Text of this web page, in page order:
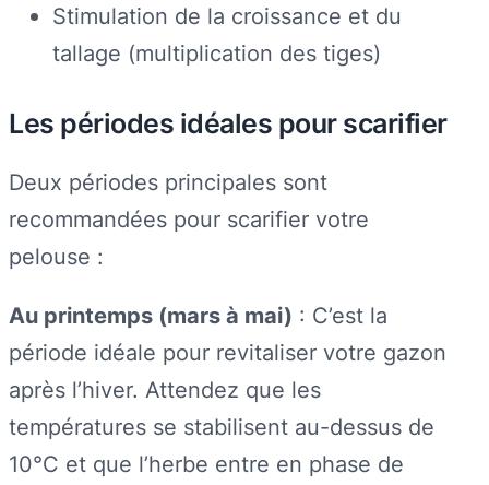
Stimulation de la croissance et du
tallage (multiplication des tiges)
Les périodes idéales pour scarifier
Deux périodes principales sont
recommandées pour scarifier votre
pelouse :
Au printemps (mars à mai) : C’est la
période idéale pour revitaliser votre gazon
après l’hiver. Attendez que les
températures se stabilisent au-dessus de
10°C et que l’herbe entre en phase de